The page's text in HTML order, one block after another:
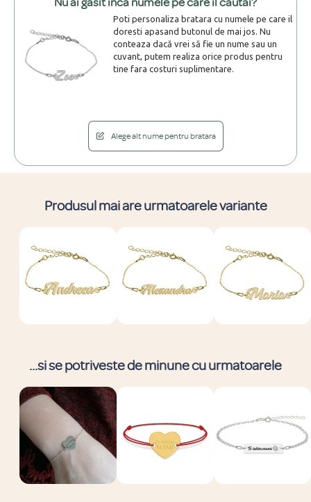
Poti personaliza bratara cu numele pe care il
doresti apasand butonul de mai jos. Nu
conteaza dacă vrei să fie un nume sau un
cuvant, putem realiza orice produs pentru
tine fara costuri suplimentare.
Alege alt nume pentru bratara
Produsul mai are urmatoarele variante
...si se potriveste de minune cu urmatoarele